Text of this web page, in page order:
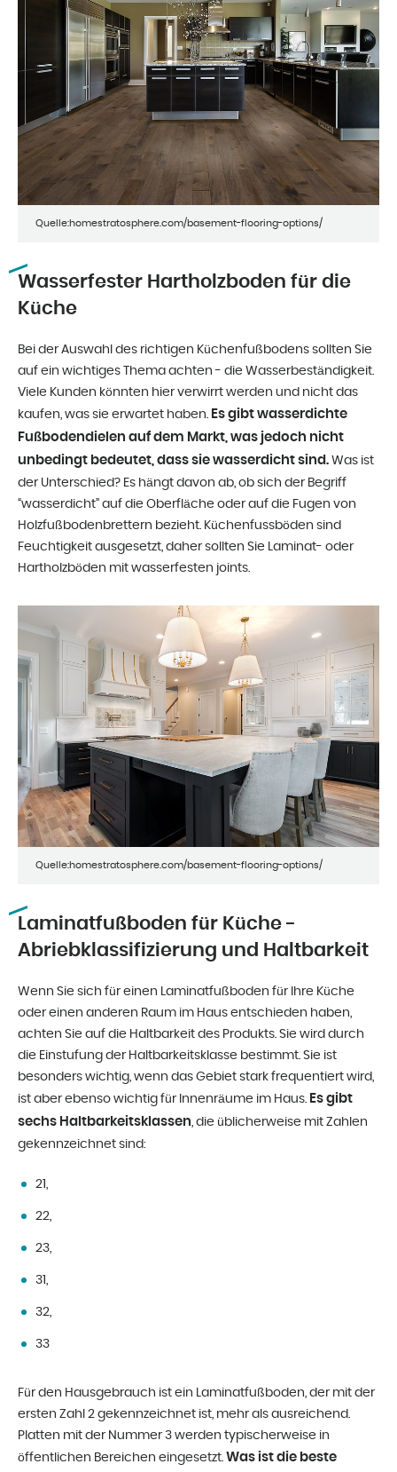
Quelle:homestratosphere.com/basement-flooring-options/
Wasserfester Hartholzboden für die
Küche
Bei der Auswahl des richtigen Küchenfußbodens sollten Sie
auf ein wichtiges Thema achten - die Wasserbeständigkeit.
Viele Kunden könnten hier verwirrt werden und nicht das
kaufen, was sie erwartet haben.
Es gibt wasserdichte
Fußbodendielen auf dem Markt, was jedoch nicht
unbedingt bedeutet, dass sie wasserdicht sind. Was ist
der Unterschied? Es hängt davon ab, ob sich der Begriff
“wasserdicht” auf die Oberfläche oder auf die Fugen von
Holzfußbodenbrettern bezieht. Küchenfussböden sind
Feuchtigkeit ausgesetzt, daher sollten Sie Laminat- oder
Hartholzböden mit wasserfesten joints.
Quelle:homestratosphere.com/basement-flooring-options/
Laminatfußboden für Küche -
Abriebklassifizierung und Haltbarkeit
Wenn Sie sich für einen Laminatfußboden für Ihre Küche
oder einen anderen Raum im Haus entschieden haben,
achten Sie auf die Haltbarkeit des Produkts. Sie wird durch
die Einstufung der Haltbarkeitsklasse bestimmt. Sie ist
besonders wichtig, wenn das Gebiet stark frequentiert wird,
ist aber ebenso wichtig für Innenräume im Haus. Es gibt
sechs Haltbarkeitsklassen , die üblicherweise mit Zahlen
gekennzeichnet sind:
21,
22,
23,
31,
32,
33
Für den Hausgebrauch ist ein Laminatfußboden, der mit der
ersten Zahl 2 gekennzeichnet ist, mehr als ausreichend.
Platten mit der Nummer 3 werden typischerweise in
öffentlichen Bereichen eingesetzt. Was ist die beste